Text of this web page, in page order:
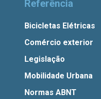
Referência
Bicicletas Elétricas
Comércio exterior
Legislação
Mobilidade Urbana
Normas ABNT